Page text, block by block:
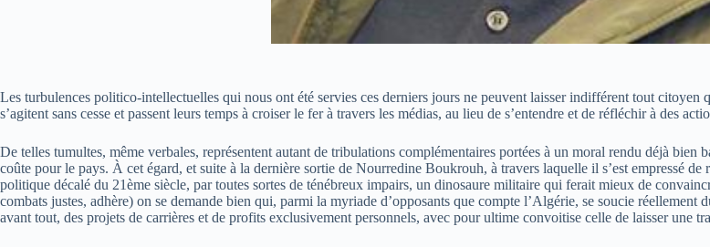
Les turbulences politico-intellectuelles qui nous ont été servies ces derniers jours ne peuvent laisser indifférent tout
s’agitent sans cesse et passent leurs temps à croiser le fer à travers les médias, au lieu de s’entendre et de réfléchir à des
De telles tumultes, même verbales, représentent autant de tribulations complémentaires portées à un moral rendu déjà bien
coûte pour le pays. À cet égard, et suite à la dernière sortie de Nourredine Boukrouh, à travers laquelle il s’est empressé
politique décalé du 21ème siècle, par toutes sortes de ténébreux impairs, un dinosaure militaire qui ferait mieux de
combats justes, adhère) on se demande bien qui, parmi la myriade d’opposants que compte l’Algérie, se soucie
avant tout, des projets de carrières et de profits exclusivement personnels, avec pour ultime convoitise celle de laisser une